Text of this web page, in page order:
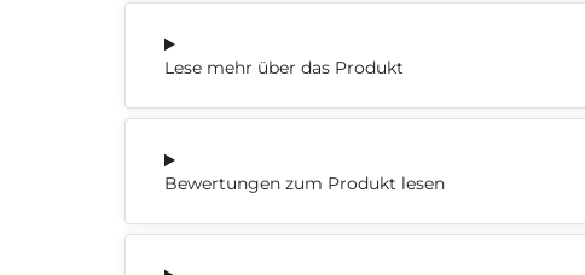
Lese mehr über das Produkt
Bewertungen zum Produkt lesen